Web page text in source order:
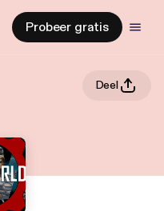
Probeer gratis
Deel